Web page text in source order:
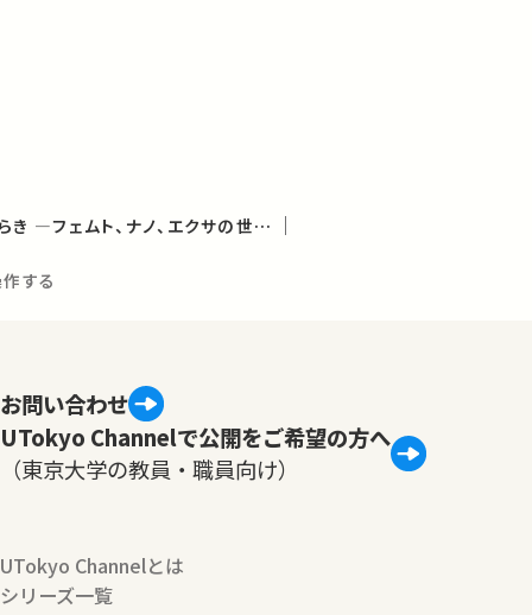
物質のはじまりとはたらき ―フェムト、ナノ、エクサの世界 (学術俯瞰講義)
する
お問い合わせ
UTokyo Channelで公開をご希望の方へ
（東京大学の教員・職員向け）
UTokyo Channelとは
シリーズ一覧